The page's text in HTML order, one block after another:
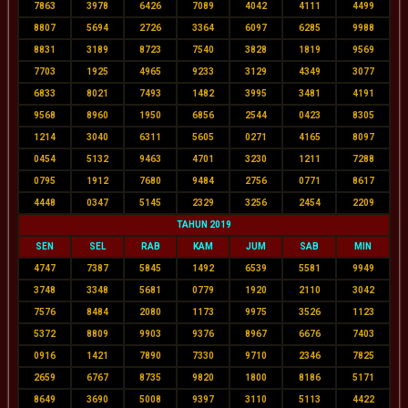
7863 3978 6426 7089 4042 4111 4499
8807 5694 2726 3364 6097 6285 9988
8831 3189 8723 7540 3828 1819 9569
7703 1925 4965 9233 3129 4349 3077
6833 8021 7493 1482 3995 3481 4191
9568 8960 1950 6856 2544 0423 8305
1214 3040 6311 5605 0271 4165 8097
0454 5132 9463 4701 3230 1211 7288
0795 1912 7680 9484 2756 0771 8617
4448 0347 5145 2329 3256 2454 2209
TAHUN 2019
SEN SEL RAB KAM JUM SAB MIN
4747 7387 5845 1492 6539 5581 9949
3748 3348 5681 0779 1920 2110 3042
7576 8484 2080 1173 9975 3526 1123
5372 8809 9903 9376 8967 6676 7403
0916 1421 7890 7330 9710 2346 7825
2659 6767 8735 9820 1800 8186 5171
8649 3690 5008 9397 3110 5113 4422